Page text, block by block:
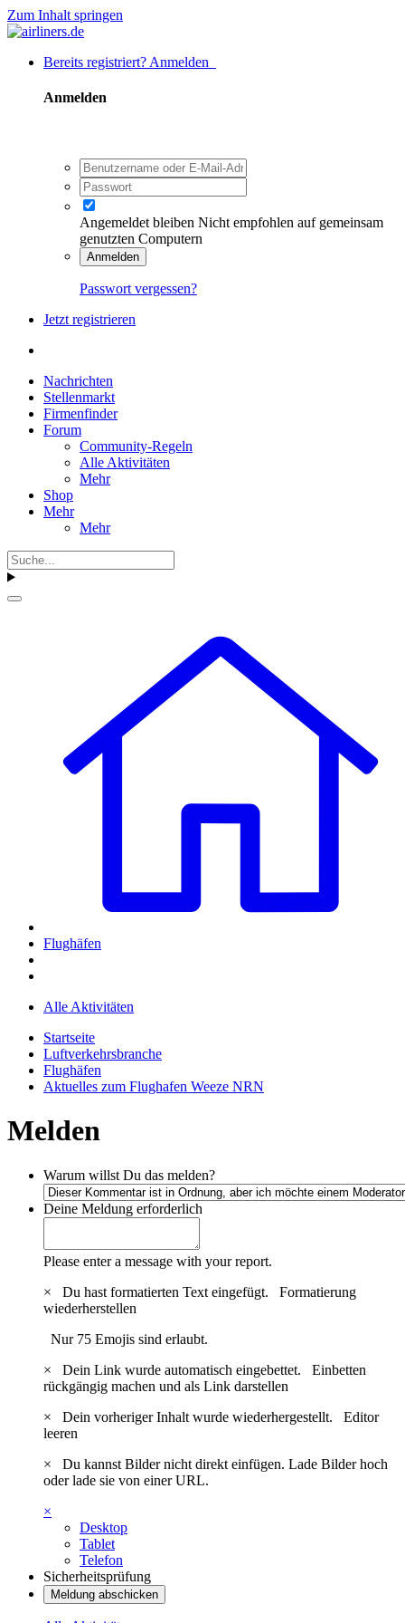
Zum Inhalt springen
Bereits registriert? Anmelden
Anmelden
Angemeldet bleiben Nicht empfohlen auf gemeinsam
genutzten Computern
Anmelden
Passwort vergessen?
Jetzt registrieren
Nachrichten
Stellenmarkt
Firmenfinder
Forum
Community-Regeln
Alle Aktivitäten
Mehr
Shop
Mehr
Mehr
Flughäfen
Alle Aktivitäten
Startseite
Luftverkehrsbranche
Flughäfen
Aktuelles zum Flughafen Weeze NRN
Melden
Warum willst Du das melden?
Deine Meldung erforderlich
Please enter a message with your report.
×
Du hast formatierten Text eingefügt. Formatierung
wiederherstellen
Nur 75 Emojis sind erlaubt.
×
Dein Link wurde automatisch eingebettet. Einbetten
rückgängig machen und als Link darstellen
×
Dein vorheriger Inhalt wurde wiederhergestellt. Editor
leeren
×
Du kannst Bilder nicht direkt einfügen. Lade Bilder hoch
oder lade sie von einer URL.
×
Desktop
Tablet
Telefon
Sicherheitsprüfung
Meldung abschicken